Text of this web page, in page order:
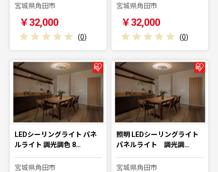
宮城県角田市
￥32,000
(0)
宮城県角田市
￥32,000
(0)
LEDシーリングライト パネ
ルライト 調光調色 8…
宮城県角田市
照明 LEDシーリングライト
パネルライト 調光調…
宮城県角田市